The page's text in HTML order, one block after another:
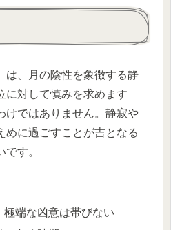
は、月の陰性を象徴する静
に対して慎みを求めます
けではありません。静寂や
めに過ごすことが吉となる
す。
端な凶意は帯びない